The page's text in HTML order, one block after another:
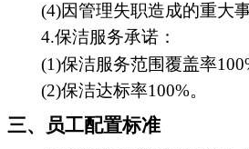
(4)因管理失职造成的重大事
4.保洁服务承诺：
(1)保洁服务范围覆盖率
(2)保洁达标率100%。
三、员工配置标准